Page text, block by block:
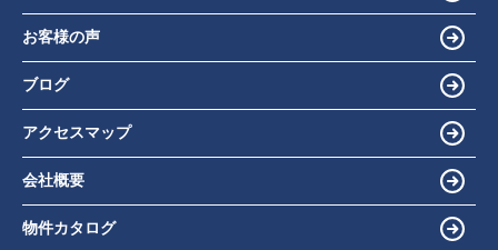
お客様の声
ブログ
アクセスマップ
会社概要
物件カタログ